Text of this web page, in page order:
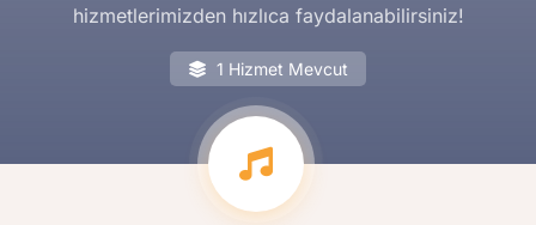
hizmetlerimizden hızlıca faydalanabilirsiniz!
1 Hizmet Mevcut